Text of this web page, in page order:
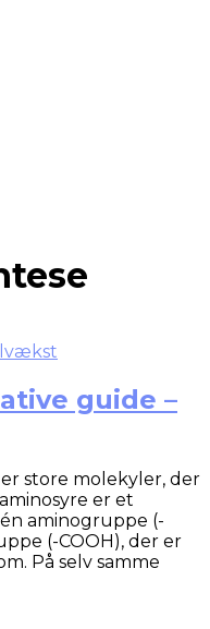
guide –
store molekyler, der
er et
aminogruppe (-
(-COOH), der er
På selv samme